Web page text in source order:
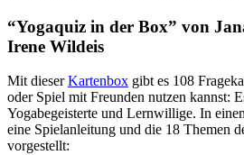
“Yogaquiz in der Box” von
Irene Wildeis
Mit dieserKartenbox gibt es 108
oder Spiel mit Freunden nutzen kannst:
Yogabegeisterte und Lernwillige. In
eine Spielanleitung und die 18 Themen
vorgestellt: